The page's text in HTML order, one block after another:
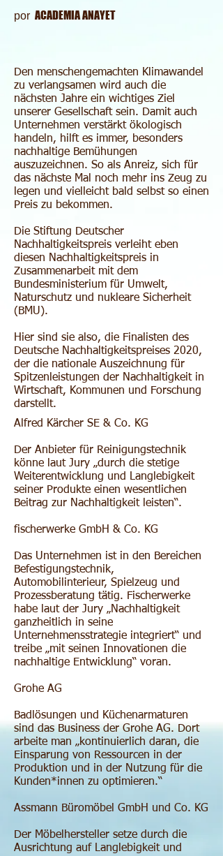
por ACADEMIA ANAYET
Den menschengemachten Klimawandel
zu verlangsamen wird auch die
nächsten Jahre ein wichtiges Ziel
unserer Gesellschaft sein. Damit auch
Unternehmen verstärkt ökologisch
handeln, hilft es immer, besonders
nachhaltige Bemühungen
auszuzeichnen. So als Anreiz, sich für
das nächste Mal noch mehr ins Zeug zu
legen und vielleicht bald selbst so einen
Preis zu bekommen.
Die Stiftung Deutscher
Nachhaltigkeitspreis verleiht eben
diesen Nachhaltigkeitspreis in
Zusammenarbeit mit dem
Bundesministerium für Umwelt,
Naturschutz und nukleare Sicherheit
(BMU).
Hier sind sie also, die Finalisten des
Deutsche Nachhaltigkeitspreises 2020,
der die nationale Auszeichnung für
Spitzenleistungen der Nachhaltigkeit in
Wirtschaft, Kommunen und Forschung
darstellt.
Alfred Kärcher SE & Co. KG
Der Anbieter für Reinigungstechnik
könne laut Jury „durch die stetige
Weiterentwicklung und Langlebigkeit
seiner Produkte einen wesentlichen
Beitrag zur Nachhaltigkeit leisten“.
fischerwerke GmbH & Co. KG
Das Unternehmen ist in den Bereichen
Befestigungstechnik,
Automobilinterieur, Spielzeug und
Prozessberatung tätig. Fischerwerke
habe laut der Jury „Nachhaltigkeit
ganzheitlich in seine
Unternehmensstrategie integriert“ und
treibe „mit seinen Innovationen die
nachhaltige Entwicklung“ voran.
Grohe AG
Badlösungen und Küchenarmaturen
sind das Business der Grohe AG. Dort
arbeite man „kontinuierlich daran, die
Einsparung von Ressourcen in der
Produktion und in der Nutzung für die
Kunden*innen zu optimieren.“
Assmann Büromöbel GmbH und Co. KG
Der Möbelhersteller setze durch die
Ausrichtung auf Langlebigkeit und